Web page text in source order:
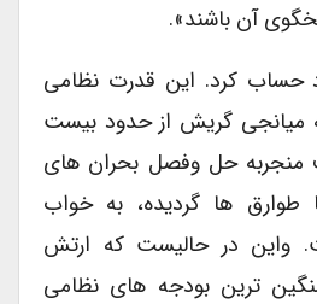
آن باشند».
حساب کرد. این قدرت نظامی
میانجی گریش از حدود بیست
حل وفصل بحران های
طوارق ها گردیده، به خواب
واین در حالیست که ارتش
ترین بودجه های نظامی